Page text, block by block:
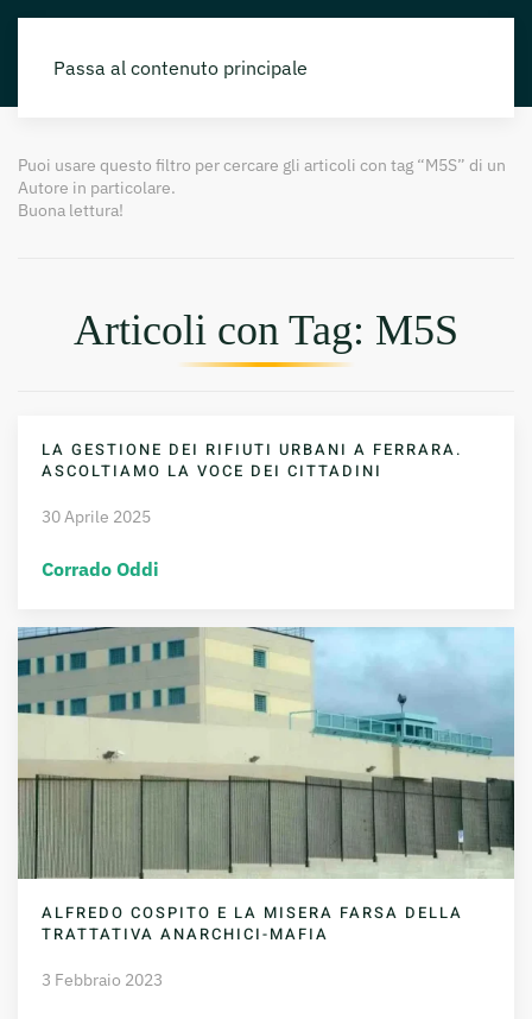
Passa al contenuto principale
Puoi usare questo filtro per cercare gli articoli con tag “M5S” di un
Autore in particolare.
Buona lettura!
Articoli con Tag: M5S
LA GESTIONE DEI RIFIUTI URBANI A FERRARA.
ASCOLTIAMO LA VOCE DEI CITTADINI
30 Aprile 2025
Corrado Oddi
ALFREDO COSPITO E LA MISERA FARSA DELLA
TRATTATIVA ANARCHICI-MAFIA
3 Febbraio 2023